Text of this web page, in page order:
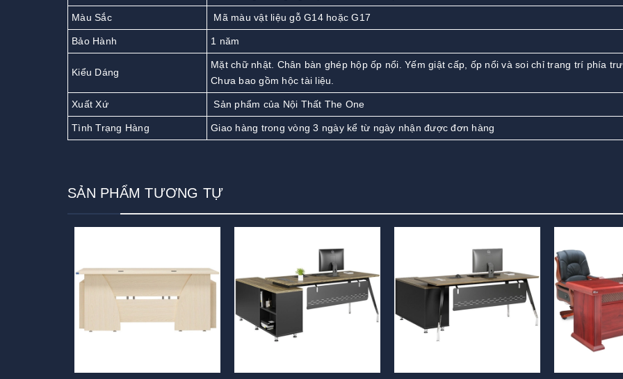
Màu Sắc Mã màu vật liệu gỗ G14 hoặc G17
Bảo Hành 1 năm
Kiểu Dáng
Mặt chữ nhật. Chân bàn ghép hộp ốp nổi. Yếm giật cấp, ốp nổi và soi chỉ trang trí phía
Chưa bao gồm hộc tài liệu.
Xuất Xứ Sản phẩm của Nội Thất The One
Tình Trạng Hàng Giao hàng trong vòng 3 ngày kể từ ngày nhận được đơn hàng
SẢN PHẨM TƯƠNG TỰ